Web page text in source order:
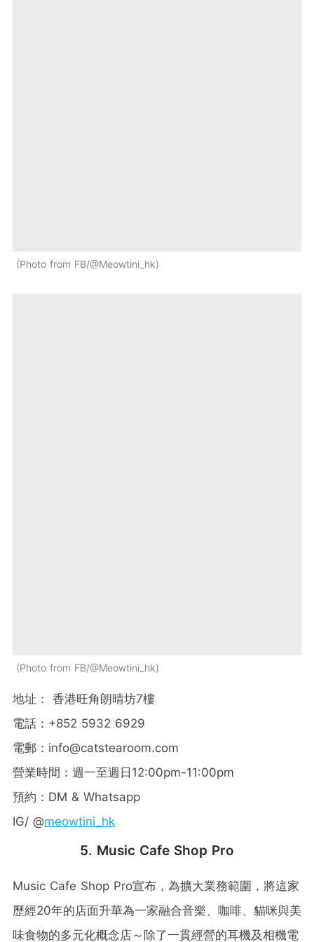
Photo from FB/@Meowtini_hk
Photo from FB/@Meowtini_hk
地址： 香港旺角朗晴坊7樓
電話：+852 5932 6929
電郵： info@catstearoom.com
營業時間：週一至週日12:00pm-11:00pm
預約：DM & Whatsapp
IG/ @meowtini_hk
5. Music Cafe Shop Pro
Music Cafe Shop Pro宣布，為擴大業務範圍，將這家
歷經20年的店面升華為一家融合音樂、咖啡、貓咪與美
味食物的多元化概念店～除了一貫經營的耳機及相機電